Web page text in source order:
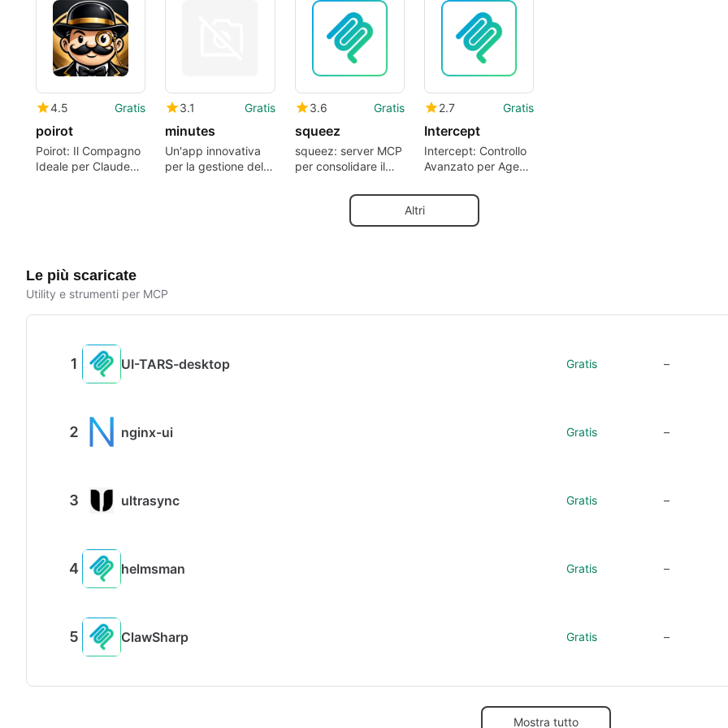
4.5 Gratis
poirot
Poirot: Il Compagno
Ideale per Claude
3.1 Gratis
minutes
Un'app innovativa
per la gestione delle
3.6 Gratis
squeez
squeez: server MCP
per consolidare il
del progetto per
2.7 Gratis
Intercept
Intercept: Controllo
Avanzato per Agent
Altri
Le più scaricate
Utility e strumenti per MCP
UI-TARS-desktop Gratis –
nginx-ui Gratis –
ultrasync Gratis –
helmsman Gratis –
ClawSharp Gratis –
Mostra tutto